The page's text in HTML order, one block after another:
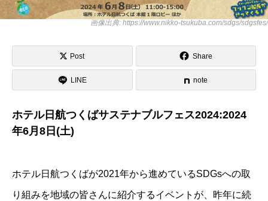
画像出典: https://www.nikko-tsukuba.com/sdgs/sdgsfes/
Post Share
LINE note
ホテル日航つくばサステナブルフェス2024:2024
年6月8日(土)
ホテル日航つくばが2021年から進めているSDGsへの取
り組みを地域の皆さんに紹介するイベントが、昨年に続